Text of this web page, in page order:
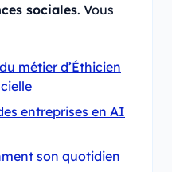
sociales. Vous
métier d’Éthicien
entreprises en AI
son quotidien